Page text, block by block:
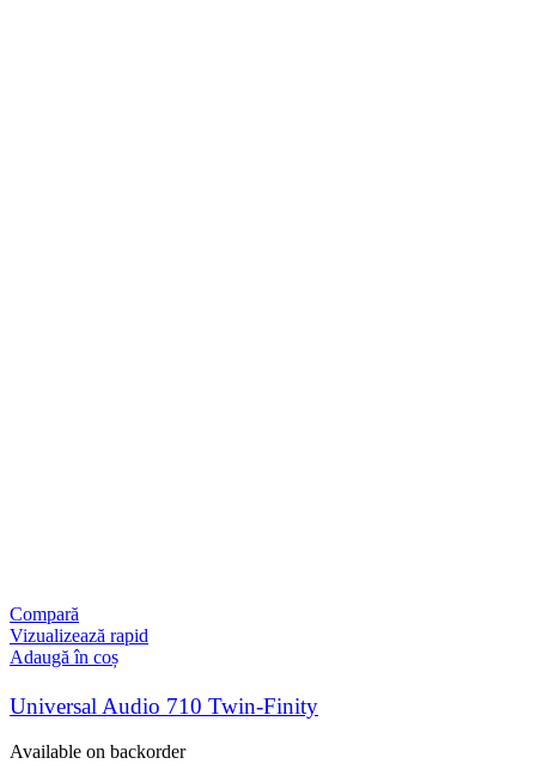
Compară
Vizualizează rapid
Adaugă în coș
Universal Audio 710 Twin-Finity
Available on backorder